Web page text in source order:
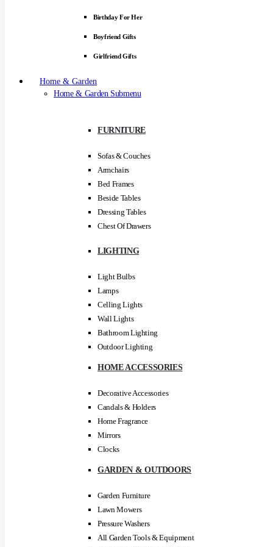
Birthday For Her
Boyfriend Gifts
Girlfriend Gifts
Home & Garden
Home & Garden Submenu
FURNITURE
Sofas & Couches
Armchairs
Bed Frames
Beside Tables
Dressing Tables
Chest Of Drawers
LIGHTING
Light Bulbs
Lamps
Celling Lights
Wall Lights
Bathroom Lighting
Outdoor Lighting
HOME ACCESSORIES
Decorative Accessories
Candals & Holders
Home Fragrance
Mirrors
Clocks
GARDEN & OUTDOORS
Garden Furniture
Lawn Mowers
Pressure Washers
All Garden Tools & Equipment